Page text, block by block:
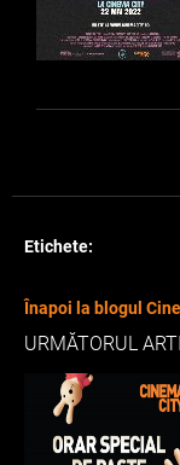
Etichete:
Înapoi la blogul
URMĂTORUL